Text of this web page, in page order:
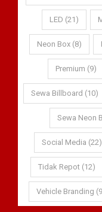
LED (21)
Neon Box (8)
Premium (9)
Sewa Billboard (10)
Sewa Neon
Social Media (22)
Tidak Repot (12)
Vehicle Branding